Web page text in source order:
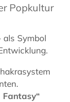
Popkultur
als Symbol
Fantasy“